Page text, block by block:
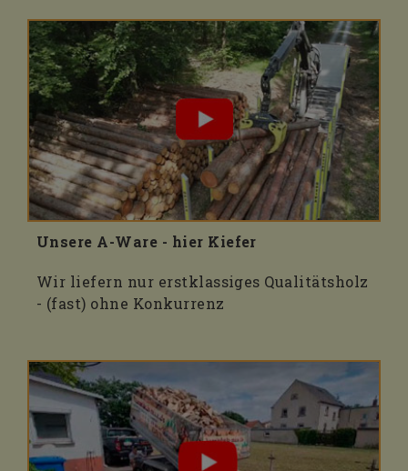
Unsere A-Ware - hier Kiefer
Wir liefern nur erstklassiges Qualitätsholz
- (fast) ohne Konkurrenz